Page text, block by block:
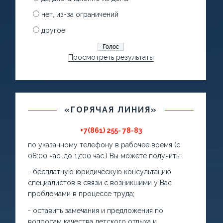
нет, из-за ограничений
другое
Просмотреть результаты
«ГОРЯЧАЯ ЛИНИЯ»
+7(861) 255- 78-83
по указанному телефону в рабочее время (с
08:00 час. до 17:00 час.) Вы можете получить:
- бесплатную юридическую консультацию
специалистов в связи с возникшими у Вас
проблемами в процессе труда;
- оставить замечания и предложения по